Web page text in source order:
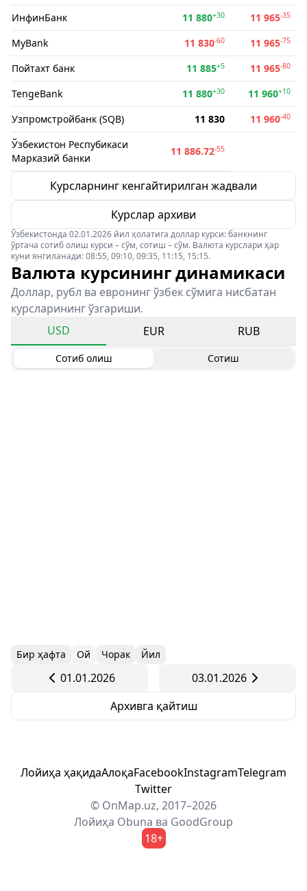
ИнфинБанк
11 880+30 11 965-35
MyBank 11 830-60 11 965-75
Пойтахт банк 11 885+5 11 965-80
TengeBank 11 880+30 11 960+10
Узпромстройбанк (SQB) 11 830 11 960-40
Ўзбекистон Респубикаси
Марказий банки
11 886.72-55
Курсларнинг кенгайтирилган жадвали
Курслар архиви
Ўзбекистонда 02.01.2026 йил ҳолатига доллар курси: банкнинг
ўртача сотиб олиш курси – сўм, сотиш – сўм. Валюта курслари ҳар
куни янгиланади: 08:55, 09:10, 09:35, 11:15, 15:15.
Валюта курсининг динамикаси
Доллар, рубл ва евронинг ўзбек сўмига нисбатан
курсларининг ўзгариши.
USD
EUR RUB
Сотиб олиш Сотиш
Бир ҳафта Ой Чорак Йил
01.01.2026
03.01.2026
Архивга қайтиш
Лойиҳа ҳақидаАлоқаFacebookInstagramTelegram
Twitter
© OnMap.uz, 2017–2026
Лойиҳа Obuna ва GoodGroup
18+